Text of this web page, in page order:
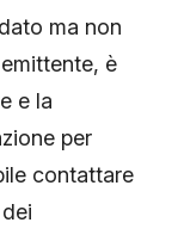
ma non
è
e la
per
contattare